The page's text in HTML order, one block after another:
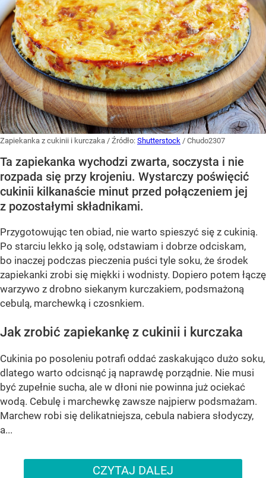
Zapiekanka z cukinii i kurczaka / Źródło: Shutterstock / Chudo2307
Ta zapiekanka wychodzi zwarta, soczysta i nie
rozpada się przy krojeniu. Wystarczy poświęcić
cukinii kilkanaście minut przed połączeniem jej
z pozostałymi składnikami.
Przygotowując ten obiad, nie warto spieszyć się z cukinią.
Po starciu lekko ją solę, odstawiam i dobrze odciskam,
bo inaczej podczas pieczenia puści tyle soku, że środek
zapiekanki zrobi się miękki i wodnisty. Dopiero potem łączę
warzywo z drobno siekanym kurczakiem, podsmażoną
cebulą, marchewką i czosnkiem.
Jak zrobić zapiekankę z cukinii i kurczaka
Cukinia po posoleniu potrafi oddać zaskakująco dużo soku,
dlatego warto odcisnąć ją naprawdę porządnie. Nie musi
być zupełnie sucha, ale w dłoni nie powinna już ociekać
wodą. Cebulę i marchewkę zawsze najpierw podsmażam.
Marchew robi się delikatniejsza, cebula nabiera słodyczy,
a...
CZYTAJ DALEJ